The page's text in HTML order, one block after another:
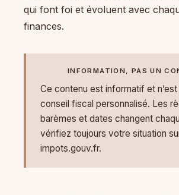
qui font foi et évoluent avec
finances.
INFORMATION, PAS UN
Ce contenu est informatif et n’est
conseil fiscal personnalisé. Les
barèmes et dates changent
vérifiez toujours votre situation
impots.gouv.fr.